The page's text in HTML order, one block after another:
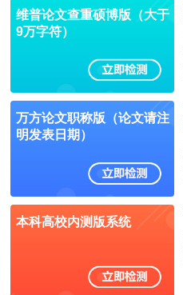
维普论文查重硕博版（大于
9万字符）
万方论文职称版（论文请注
明发表日期）
本科高校内测版系统